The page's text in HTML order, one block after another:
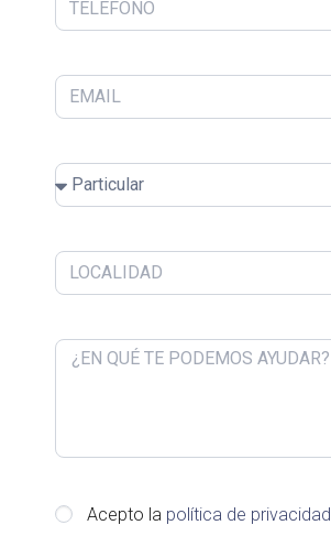
Acepto la política de privacidad.